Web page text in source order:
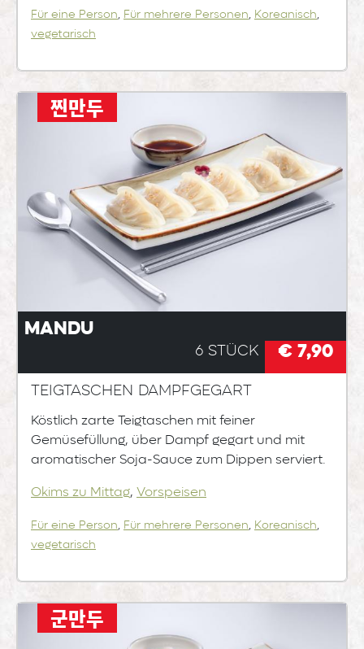
Für eine Person, Für mehrere Personen, Koreanisch,
vegetarisch
찐만두
Mandu
6 Stück € 7,90
Teigtaschen dampfgegart
Köstlich zarte Teigtaschen mit feiner
Gemüsefüllung, über Dampf gegart und mit
aromatischer Soja-Sauce zum Dippen serviert.
Okims zu Mittag, Vorspeisen
Für eine Person, Für mehrere Personen, Koreanisch,
vegetarisch
군만두